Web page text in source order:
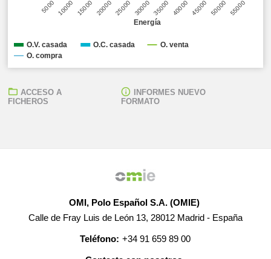
Energía
5000 10000 15000 20000 25000 30000 35000 40000 45000 50000 55000
O.V. casada O.C. casada O. venta
O. compra
ACCESO A
FICHEROS
INFORMES NUEVO
FORMATO
OMI, Polo Español S.A. (OMIE)
Calle de Fray Luis de León 13, 28012 Madrid - España
Teléfono: +34 91 659 89 00